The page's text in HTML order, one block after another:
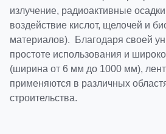
излучение, радиоактивные
воздействие кислот, щелочей и
материалов). Благодаря своей
простоте использования и
(ширина от 6 мм до 1000 мм),
применяются в различных
строительства.